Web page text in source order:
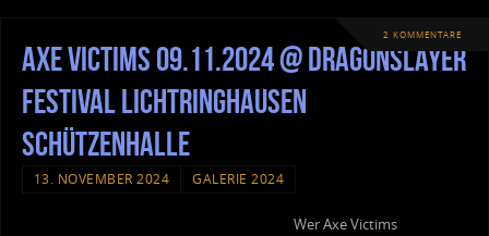
2 KOMMENTARE
Axe Victims 09.11.2024 @ Dragonslayer
Festival Lichtringhausen
Schützenhalle
13. NOVEMBER 2024 GALERIE 2024
Wer Axe Victims